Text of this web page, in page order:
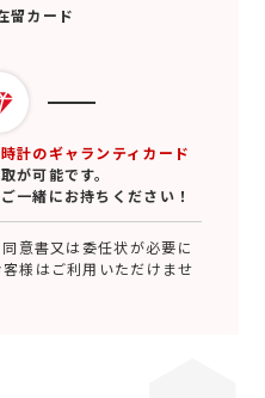
留カード
計のギャランティカード
が可能です。
一緒にお持ちください！
意書又は委任状が必要に
様はご利用いただけませ